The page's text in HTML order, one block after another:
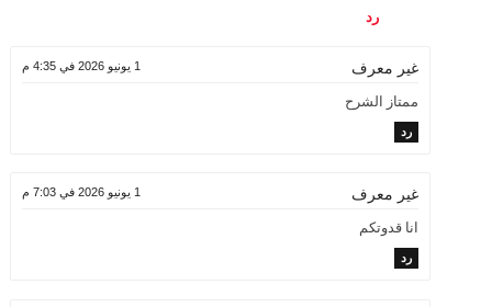
رد
غير معرف 1 يونيو 2026 في 4:35 م
ممتاز الشرح
رد
غير معرف 1 يونيو 2026 في 7:03 م
انا قدوتكم
رد